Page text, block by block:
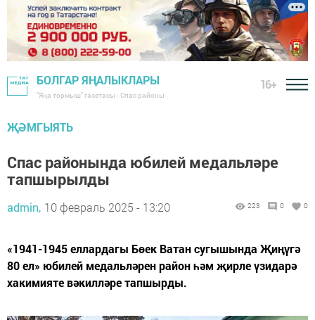
БОЛГАР ЯҢАЛЫКЛАРЫ
"Яңа тормыш" газетасы - Спас районы
16+
ҖӘМГЫЯТЬ
Спас районында юбилей медальләре
тапшырылды
admin, 10 февраль 2025 - 13:20 223 0 0
«1941-1945 еллардагы Бөек Ватан сугышында Җиңүгә
80 ел» юбилей медальләрен район һәм җирле үзидарә
хакимияте вәкилләре тапшырды.